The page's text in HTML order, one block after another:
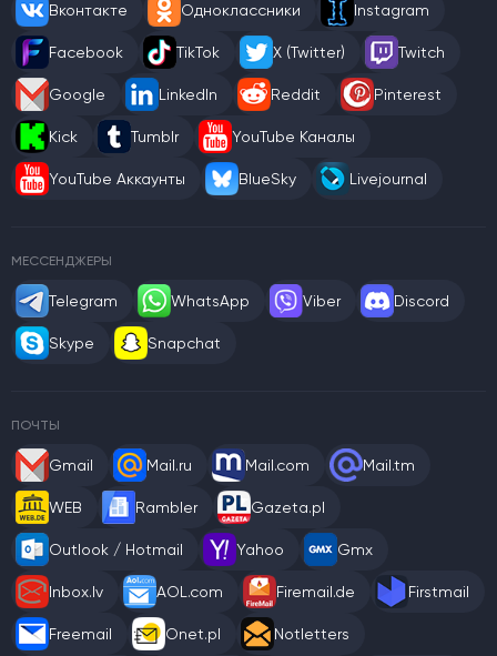
Вконтакте Одноклассники Instagram
Facebook TikTok X (Twitter) Twitch
Google LinkedIn Reddit Pinterest
Kick Tumblr YouTube Каналы
YouTube Аккаунты BlueSky Livejournal
МЕССЕНДЖЕРЫ
Telegram WhatsApp Viber Discord
Skype Snapchat
ПОЧТЫ
Gmail Mail.ru Mail.com Mail.tm
WEB Rambler Gazeta.pl
Outlook / Hotmail Yahoo Gmx
Inbox.lv AOL.com Firemail.de Firstmail
Freemail Onet.pl Notletters